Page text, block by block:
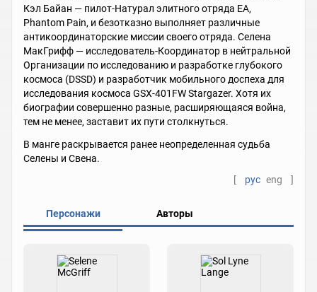
Кэл Байан — пилот-Натурал элитного отряда EA,
Phantom Pain, и безотказно выполняет различные
антикоординаторские миссии своего отряда. Селена
МакГрифф — исследователь-Координатор в нейтральной
Организации по исследованию и разработке глубокого
космоса (DSSD) и разработчик мобильного доспеха для
исследования космоса GSX-401FW Stargazer. Хотя их
биографии совершенно разные, расширяющаяся война,
тем не менее, заставит их пути столкнуться.
В манге раскрывается ранее неопределенная судьба
Селены и Свена.
[
рус eng ]
Персонажи Авторы